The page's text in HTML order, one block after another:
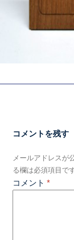
コメントを残す
メールアドレスが
る欄は必須項目で
コメント *